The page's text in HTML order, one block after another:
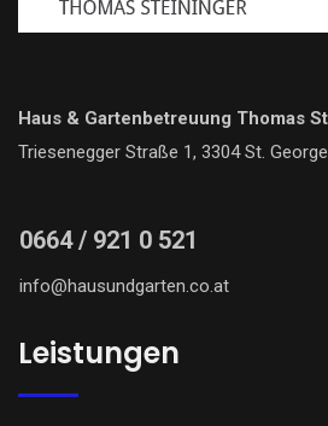
Haus & Gartenbetreuung Thomas
Triesenegger Straße 1, 3304 St.
0664 / 921 0 521
info@hausundgarten.co.at
Leistungen